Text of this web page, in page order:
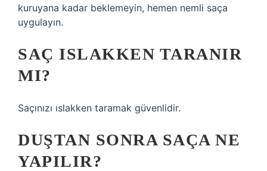
kuruyana kadar beklemeyin, hemen nemli saça
uygulayın.
SAÇ ISLAKKEN TARANIR
MI?
Saçınızı ıslakken taramak güvenlidir.
DUŞTAN SONRA SAÇA NE
YAPILIR?